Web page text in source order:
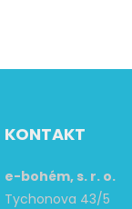
KONTAKT
e-bohém, s. r. o.
Tychonova 43/5